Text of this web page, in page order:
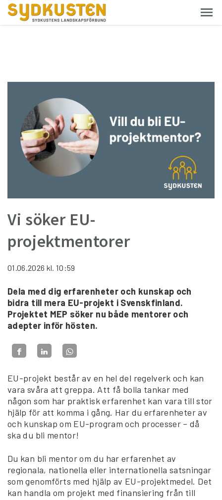
Vi söker EU-
projektmentorer
01.06.2026 kl. 10:59
Dela med dig erfarenheter och kunskap och
bidra till mera EU-projekt i Svenskfinland.
Projektet MEP söker nu både mentorer och
adepter inför hösten.
EU-projekt består av en hel del regelverk och kan
vara svåra att greppa. Att få bolla tankar med
någon som har praktisk erfarenhet kan vara till stor
hjälp för att komma i gång. Har du erfarenheter av
och kunskap om EU-program och processer – då
ska du bli mentor!
Du kan bli mentor om du har erfarenhet av
regionala, nationella eller internationella satsningar
som genomförts med hjälp av EU-projektmedel. Det
kan handla om projekt med finansiering från till